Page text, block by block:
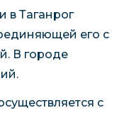
в Таганрог
его с
В городе
с